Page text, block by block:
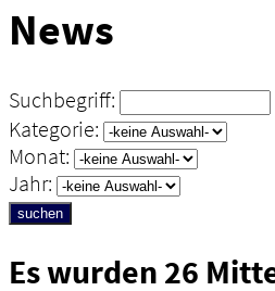
News
Suchbegriff:
Kategorie:
Monat:
Jahr:
suchen
Es wurden 26